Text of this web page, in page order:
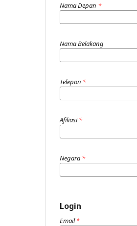
Nama Depan *
Nama Belakang
Telepon *
Afiliasi*
Negara *
Login
Email*